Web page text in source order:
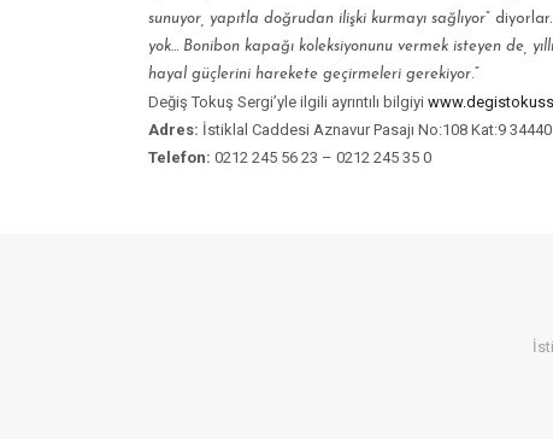
sunuyor, yapıtla doğrudan ilişki kurmayı sağlıyor”
yok… Bonibon kapağı koleksiyonunu vermek isteyen de,
hayal güçlerini harekete geçirmeleri gerekiyor.”
Değiş Tokuş Sergi’yle ilgili ayrıntılı bilgiyi
Adres: İstiklal Caddesi Aznavur Pasajı No:108 Kat:9
Telefon: 0212 245 56 23 – 0212 245 35 0